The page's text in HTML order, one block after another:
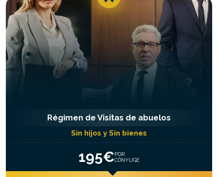
Régimen de Visitas de abuelos
Sin hijos y Sin bienes
195€POR
CÓNYUGE